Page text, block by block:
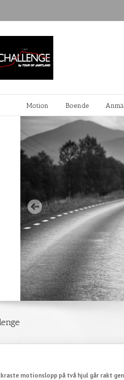
Motion Boende
motionslopp på två hjul går rakt